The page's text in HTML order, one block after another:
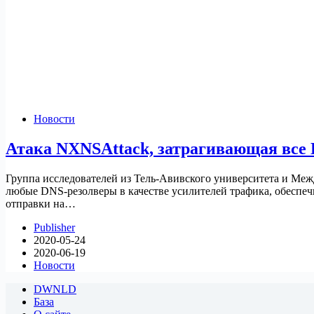
Новости
Атака NXNSAttack, затрагивающая все
Группа исследователей из Тель-Авивского университета и
любые DNS-резолверы в качестве усилителей трафика,
отправки на…
Publisher
2020-05-24
2020-06-19
Новости
DWNLD
База